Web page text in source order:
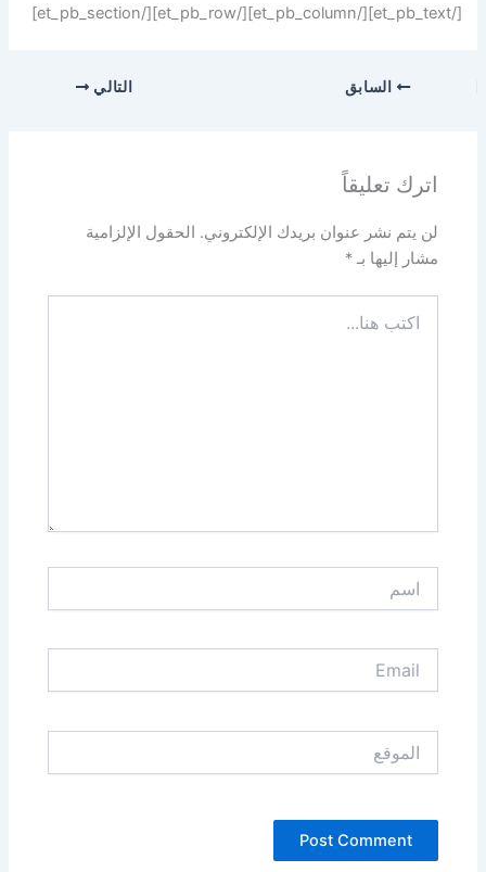
[/et_pb_text][/et_pb_column][/et_pb_row][/et_pb_section]
السابق التالي
اترك تعليقاً
لن يتم نشر عنوان بريدك الإلكتروني. الحقول الإلزامية
مشار إليها بـ*
هنا...